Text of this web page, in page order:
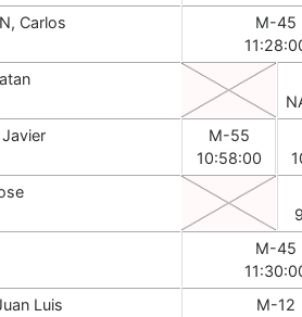
Carlos
M-45
Javier
M-55
10:58:00
M-45
Luis
M-12